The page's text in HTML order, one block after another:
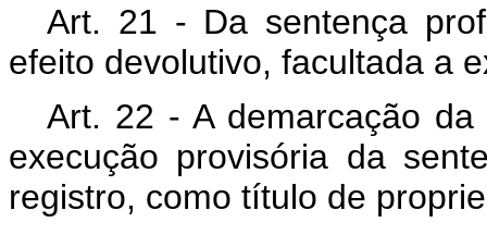
Art. 21 - Da sentença
efeito devolutivo, facultada a
Art. 22 - A demarcação
execução provisória da
registro, como título de